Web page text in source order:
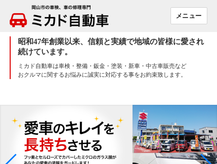
昭和47年創業以来、信頼と実績で地域の皆様に愛され
続けています。
ミカド自動車は車検・整備・鈑金・塗装・新車・中古車販売など
おクルマに関するお悩みに誠実に対応する事をお約束致します。
ミカド
自動車
メニュー